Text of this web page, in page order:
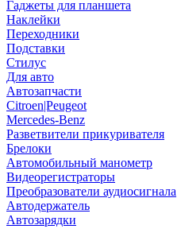
Гаджеты для планшета
Наклейки
Переходники
Подставки
Стилус
Для авто
Автозапчасти
Citroen|Peugeot
Mercedes-Benz
Разветвители прикуривателя
Брелоки
Автомобильный манометр
Видеорегистраторы
Преобразователи аудиосигнала
Автодержатель
Автозарядки